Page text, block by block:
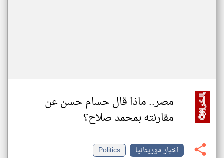
مصر.. ماذا قال حسام حسن عن
مقارنته بمحمد صلاح؟
اخبار موريتانيا
Politics